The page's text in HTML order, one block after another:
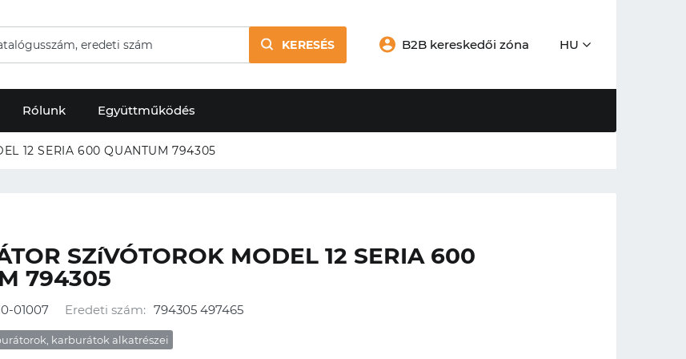
KERESÉS B2B kereskedői zóna HU
Rólunk Együttműködés
SZíVÓTOROK MODEL 12 SERIA 600 QUANTUM 794305
SZíVÓTOROK MODEL 12 SERIA 600
794305
01007 Eredeti szám: 794305 497465
karburátok alkatrészei